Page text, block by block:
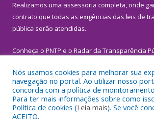
Realizamos uma assessoria completa, onde
contrato que todas as exigências das leis de
pública serão atendidas.
Conheça o PNTP e o Radar da Transparência
Todos os direitos reservados a
Inhangapi.
Nós usamos cookies para melhorar sua
navegação no portal. Ao utilizar nosso
concorda com a política de
Para ter mais informações sobre como
Política de cookies (Leia mais). Se você
ACEITO.